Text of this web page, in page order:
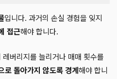
입니다. 과거의 손실 경험을 잊지
접근해야 합니다.
버리지를 늘리거나 매매 횟수를
로 돌아가지 않도록 경계 해야 합니